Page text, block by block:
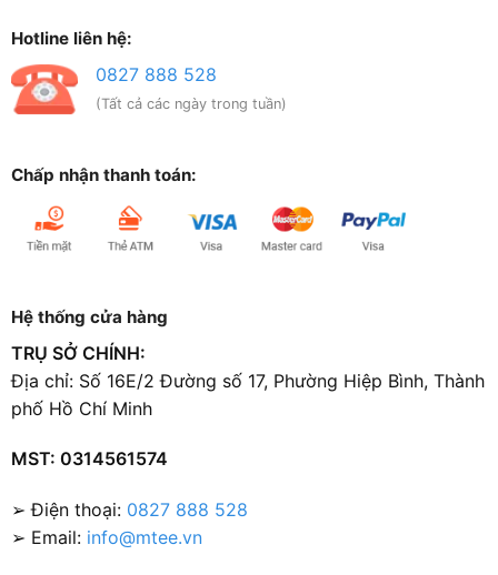
Hotline liên hệ:
0827 888 528
(Tất cả các ngày trong tuần)
Chấp nhận thanh toán:
Hệ thống cửa hàng
TRỤ SỞ CHÍNH:
Địa chỉ: Số 16E/2 Đường số 17, Phường Hiệp Bình, Thành
phố Hồ Chí Minh
MST: 0314561574
➢ Điện thoại: 0827 888 528
➢ Email: info@mtee.vn